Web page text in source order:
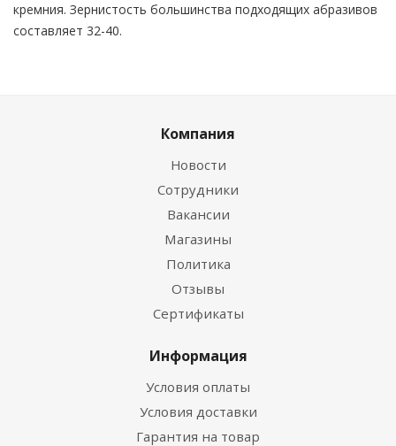
кремния. Зернистость большинства подходящих абразивов
составляет 32-40.
Компания
Новости
Сотрудники
Вакансии
Магазины
Политика
Отзывы
Сертификаты
Информация
Условия оплаты
Условия доставки
Гарантия на товар